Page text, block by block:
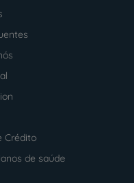
Crédito
de saúde